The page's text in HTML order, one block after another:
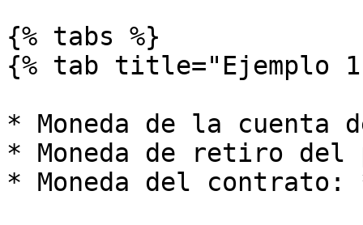
{% tabs %}
{% tab title="Ejemplo
* Moneda de la cuenta
* Moneda de retiro del
* Moneda del contrato: